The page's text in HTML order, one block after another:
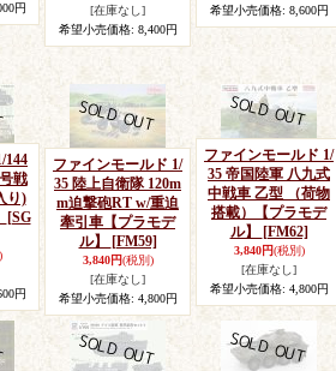
円
[在庫なし]
希望小売価格: 8,400円
希望小売価格: 8,600円
144
戦
り)
[SG
円
ファインモールド 1/
35 陸上自衛隊 120m
m迫撃砲RT w/重迫
牽引車【プラモデ
ル】
[FM59]
3,840円(税別)
[在庫なし]
希望小売価格: 4,800円
ファインモールド 1/
35 帝国陸軍 八九式
中戦車 乙型 （荷物
搭載）【プラモデ
ル】
[FM62]
3,840円(税別)
[在庫なし]
希望小売価格: 4,800円